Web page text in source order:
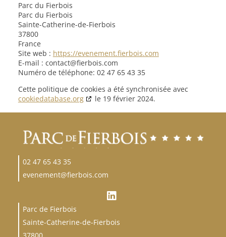
Parc du Fierbois
Parc du Fierbois
Sainte-Catherine-de-Fierbois
37800
France
Site web : https://evenement.fierbois.com
E-mail : moc.siobreif@tcatnoc
Numéro de téléphone: 02 47 65 43 35
Cette politique de cookies a été synchronisée avec
cookiedatabase.org
le 19 février 2024.
02 47 65 43 35
evenement@fierbois.com
Parc de Fierbois
Sainte-Catherine-de-Fierbois